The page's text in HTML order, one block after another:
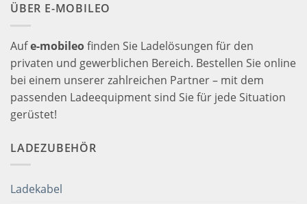
ÜBER E-MOBILEO
Aufe-mobileofinden Sie Ladelösungen für den
privaten und gewerblichen Bereich. Bestellen Sie online
bei einem unserer zahlreichen Partner – mit dem
passenden Ladeequipment sind Sie für jede Situation
gerüstet!
LADEZUBEHÖR
Ladekabel